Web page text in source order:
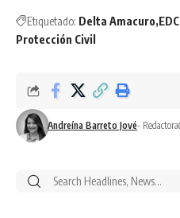
Etiquetado: Delta Amacuro EDC
Protección Civil
Andreína Barreto Jové- Redactora